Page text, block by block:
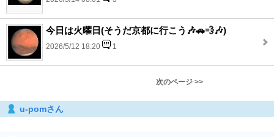
今日は火曜日(そうだ京都に行こう🎶🚗💨🎶)
2026/5/12 18:20 1
次のページ >>
u-pomさん